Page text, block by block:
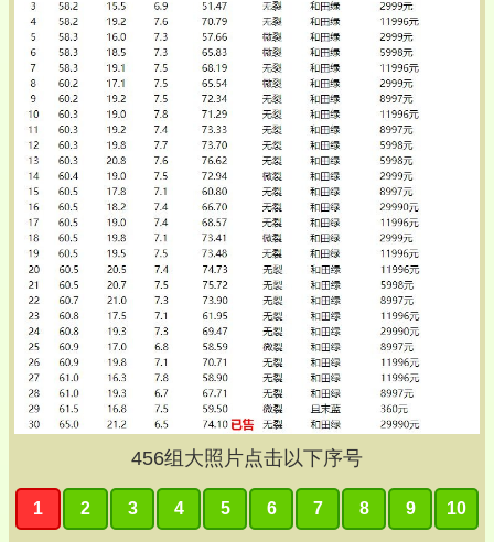
456组大照片点击以下序号
1 2 3 4 5 6 7 8 9 10